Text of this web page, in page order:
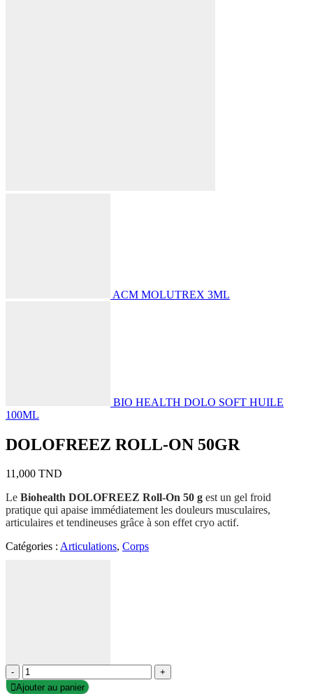
ACM MOLUTREX 3ML
BIO HEALTH DOLO SOFT HUILE
100ML
DOLOFREEZ ROLL-ON 50GR
11,000 TND
Le Biohealth DOLOFREEZ Roll-On 50 g est un gel froid
pratique qui apaise immédiatement les douleurs musculaires,
articulaires et tendineuses grâce à son effet cryo actif.
Catégories : Articulations, Corps
-
+
Ajouter au panier